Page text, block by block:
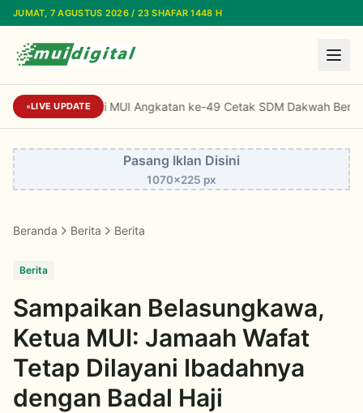
Lewati ke konten utama
JUMAT, 7 AGUSTUS 2026 / 23 SHAFAR 1448 H
LIVE UPDATE Standardisasi Dai MUI Angkatan ke-49
Pasang Iklan Disini
1070x225 px
Beranda Berita Berita
Berita
Sampaikan Belasungkawa,
Ketua MUI: Jamaah Wafat
Tetap Dilayani Ibadahnya
dengan Badal Haji